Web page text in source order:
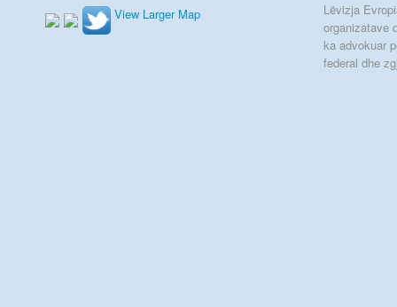
View Larger Map
Lëvizja
organizatave
ka advokuar
federal dhe